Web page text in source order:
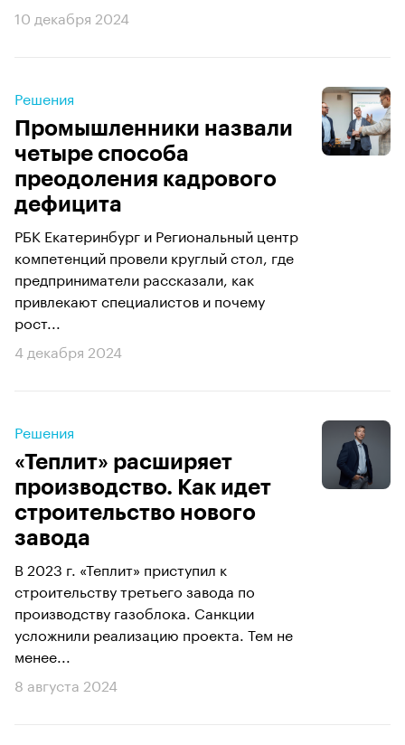
10 декабря 2024
Решения
Промышленники назвали
четыре способа
преодоления кадрового
дефицита
РБК Екатеринбург и Региональный центр
компетенций провели круглый стол, где
предприниматели рассказали, как
привлекают специалистов и почему
рост...
4 декабря 2024
Решения
«Теплит» расширяет
производство. Как идет
строительство нового
завода
В 2023 г. «Теплит» приступил к
строительству третьего завода по
производству газоблока. Санкции
усложнили реализацию проекта. Тем не
менее...
8 августа 2024